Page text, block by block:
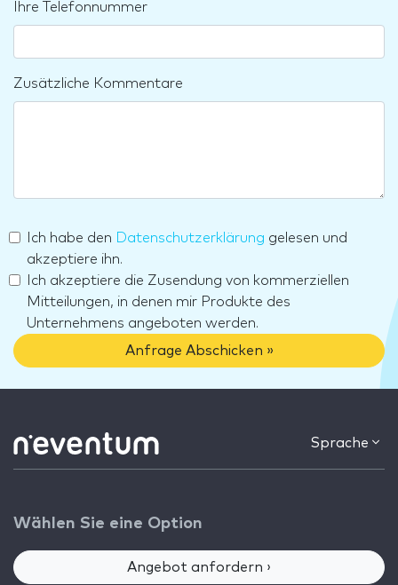
Ihre Telefonnummer
Zusätzliche Kommentare
Ich habe den Datenschutzerklärung gelesen und
akzeptiere ihn.
Ich akzeptiere die Zusendung von kommerziellen
Mitteilungen, in denen mir Produkte des
Unternehmens angeboten werden.
Anfrage Abschicken »
Sprache
Wählen Sie eine Option
Angebot anfordern ›